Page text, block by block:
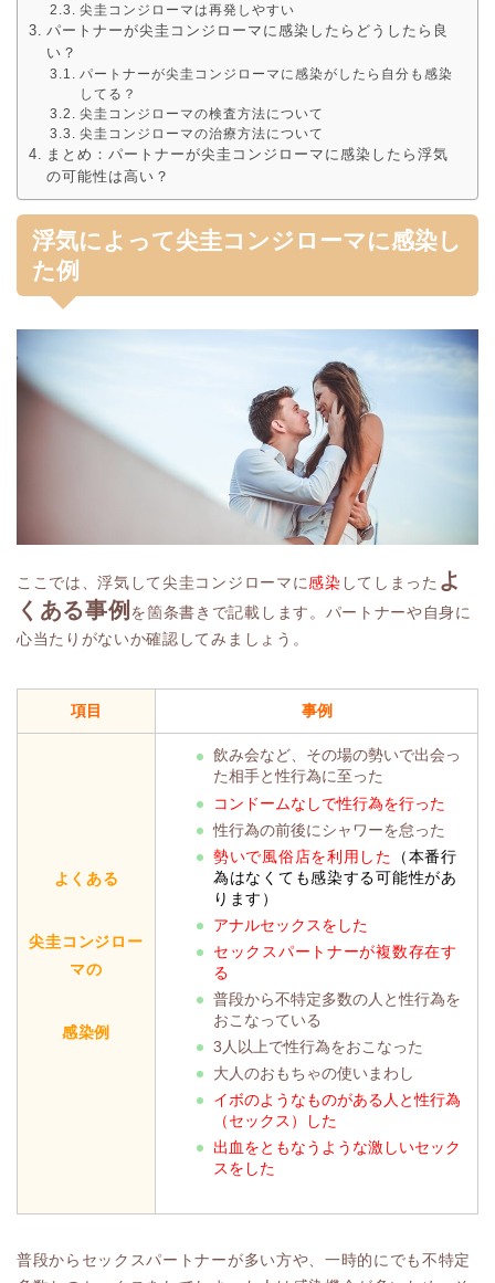
尖圭コンジローマは再発しやすい
パートナーが尖圭コンジローマに感染したらどうしたら良
い？
パートナーが尖圭コンジローマに感染がしたら自分も感染
してる？
尖圭コンジローマの検査方法について
尖圭コンジローマの治療方法について
まとめ：パートナーが尖圭コンジローマに感染したら浮気
の可能性は高い？
浮気によって尖圭コンジローマに感染し
た例
ここでは、浮気して尖圭コンジローマに感染 してしまった よ
くある事例 を箇条書きで記載します。パートナーや自身に
心当たりがないか確認してみましょう。
項目 事例
よくある
尖圭コンジロー
マの
感染例
飲み会など、その場の勢いで出会っ
た相手と性行為に至った
コンドームなしで性行為を行った
性行為の前後にシャワーを怠った
勢いで風俗店を利用した
（本番行
為はなくても感染する可能性があ
ります）
アナルセックスをした
セックスパートナーが複数存在す
る
普段から不特定多数の人と性行為を
おこなっている
3人以上で性行為をおこなった
大人のおもちゃの使いまわし
イボのようなものがある人と性行為
（セックス）した
出血をともなうような激しいセック
スをした
普段からセックスパートナーが多い方や、一時的にでも不特定